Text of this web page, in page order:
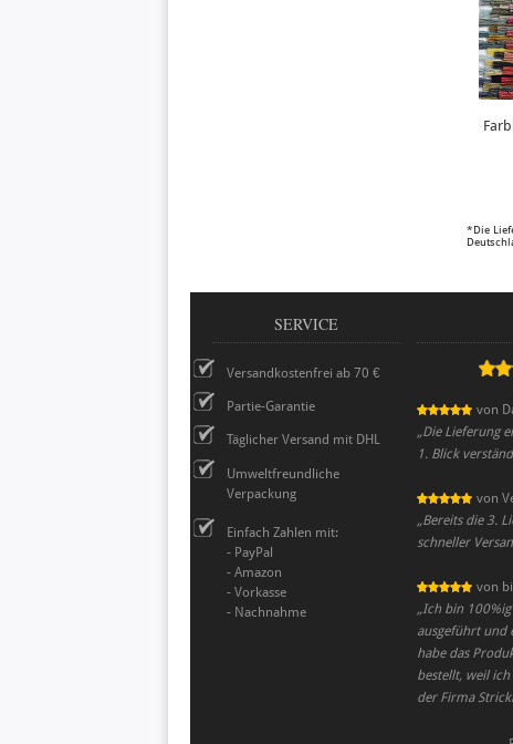
*Die
SERVICE
Versandkostenfrei ab 70 €
Partie-Garantie
Täglicher Versand mit DHL
Umweltfreundliche
Verpackung
Einfach Zahlen mit:
- PayPal
- Amazon
- Vorkasse
- Nachnahme
von
„Die Lieferung
1. Blick
von
„Bereits die 3.
schneller
von
„Ich bin 100%ig
ausgeführt und
habe das
bestellt, weil
der Firma